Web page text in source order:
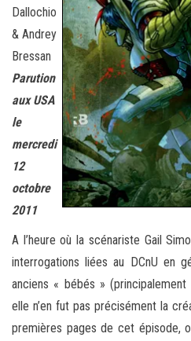
Dallochio
& Andrey
Bressan
Parution
aux USA
le
mercredi
12
octobre
2011
A l’heure où la scénariste Gail
interrogations liées au DCnU en
anciens « bébés »
elle n’en fut pas précisément la
premières pages de cet épisode,